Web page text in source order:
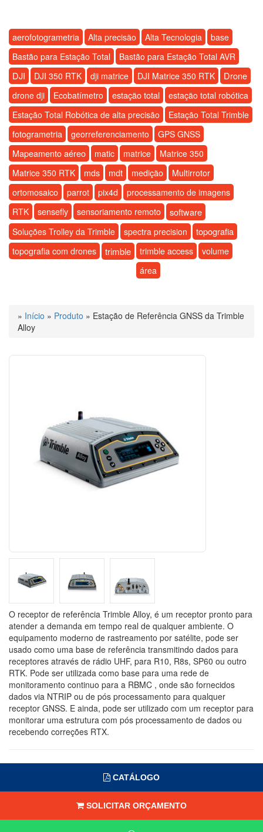
aerofotogrametria Alta precisão Alta Tecnologia
base
Bastão para Estação Total
Bastão para Estação Total AVR
DJI DJI 350 RTK dji matrice DJI Matrice 350 RTK Drone
drone dji Ecobatímetro estação total
estação total robótica
Estação Total Robótica de alta precisão
Estação Total Trimble
fotogrametria georreferenciamento GPS GNSS
Mapeamento aéreo matic matrice
Matrice 350
Matrice 350 RTK
mds mdt medição
Multirrotor
ortomosaico
parrot pix4d
processamento de imagens
RTK
sensefly sensoriamento remoto software
Soluções Trolley da Trimble spectra precision topografia
topografia com drones trimble trimble access
volume
área
» Início » Produto » Estação de Referência GNSS da Trimble
Alloy
O receptor de referência Trimble Alloy, é um receptor pronto para
atender a demanda em tempo real de qualquer ambiente. O
equipamento moderno de rastreamento por satélite, pode ser
usado como uma base de referência transmitindo dados para
receptores através de rádio UHF, para R10, R8s, SP60 ou outro
RTK. Pode ser utilizada como base para uma rede de
monitoramento continuo para a RBMC , onde são fornecidos
dados via NTRIP ou de pós processamento para qualquer
receptor GNSS. E ainda, pode ser utilizado com um receptor para
monitorar uma estrutura com pós processamento de dados ou
recebendo correções RTX.
CATÁLOGO
SOLICITAR ORÇAMENTO